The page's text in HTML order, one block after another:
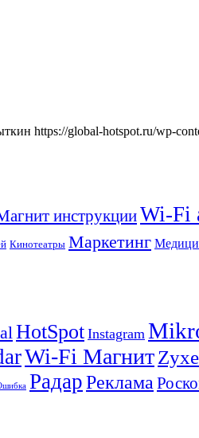
https://global-hotspot.ru/wp-
инструкцииWi-Fi
Кинотеатры Маркетинг
HotSpot Instagram
Wi-Fi Магнит
РадарРеклама